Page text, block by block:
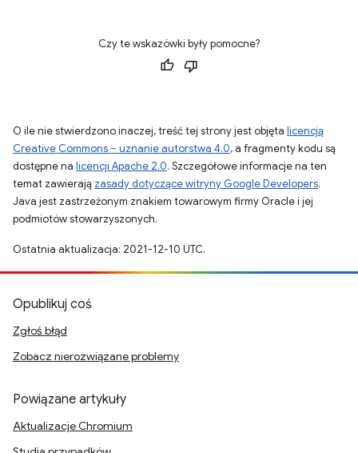
Czy te wskazówki były pomocne?
O ile nie stwierdzono inaczej, treść tej strony jest objęta licencją
Creative Commons – uznanie autorstwa 4.0, a fragmenty kodu są
dostępne na licencji Apache 2.0. Szczegółowe informacje na ten
temat zawierają zasady dotyczące witryny Google Developers.
Java jest zastrzeżonym znakiem towarowym firmy Oracle i jej
podmiotów stowarzyszonych.
Ostatnia aktualizacja: 2021-12-10 UTC.
Opublikuj coś
Zgłoś błąd
Zobacz nierozwiązane problemy
Powiązane artykuły
Aktualizacje Chromium